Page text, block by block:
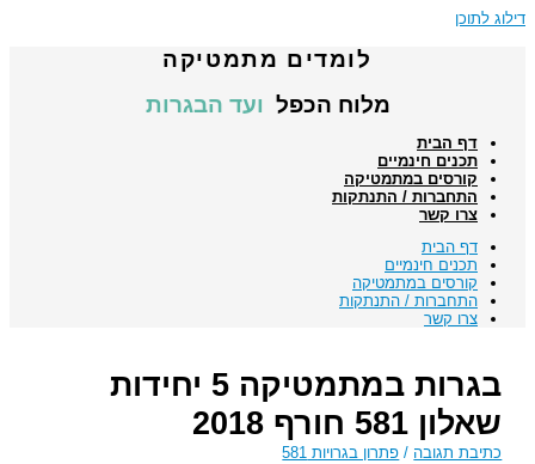
דילוג לתוכן
לומדים מתמטיקה
מלוח הכפל ועד הבגרות
דף הבית
תכנים חינמיים
קורסים במתמטיקה
התחברות / התנתקות
צרו קשר
דף הבית
תכנים חינמיים
קורסים במתמטיקה
התחברות / התנתקות
צרו קשר
בגרות במתמטיקה 5 יחידות
שאלון 581 חורף 2018
כתיבת תגובה / פתרון בגרויות 581